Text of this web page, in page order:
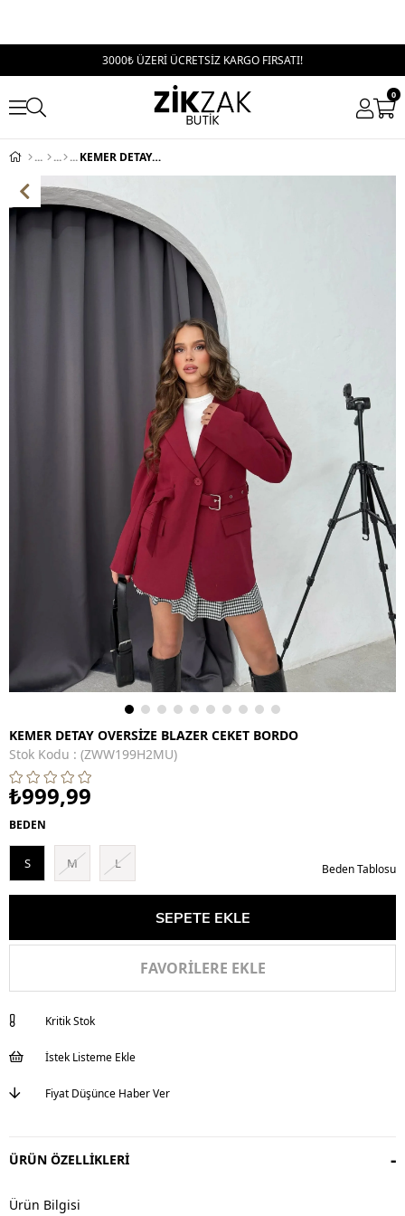
3000₺ ÜZERİ ÜCRETSİZ KARGO FIRSATI!
0
KEMER DETAY OVERSİZE BLAZER CEKET BORDO
KEMER DETAY OVERSİZE BLAZER CEKET BORDO
Stok Kodu
(ZWW199H2MU)
₺999,99
BEDEN
S M L Beden Tablosu
FAVORILERE EKLE
Kritik Stok
İstek Listeme Ekle
Fiyat Düşünce Haber Ver
ÜRÜN ÖZELLIKLERI
Ürün Bilgisi